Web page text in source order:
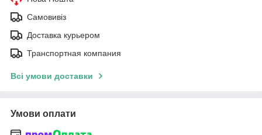
Самовивіз
Доставка курьером
Транспортная компания
Всі умови доставки
Умови оплати